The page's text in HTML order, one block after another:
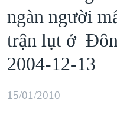
Tới
nội
dung
chính
Tới
HOA KỲ
BIỂN ĐÔNG
THẾ GIỚI
ngàn người
trận lụt ở
2004-12-13
15/01/2010